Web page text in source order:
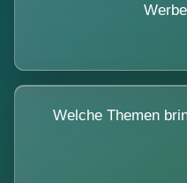
Welche Themen